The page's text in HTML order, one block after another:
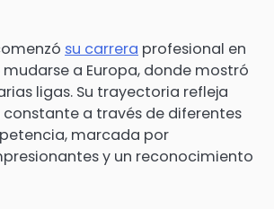
su carrera profesional en
mudarse a Europa, donde mostró
ligas. Su trayectoria refleja
a través de diferentes
marcada por
y un reconocimiento